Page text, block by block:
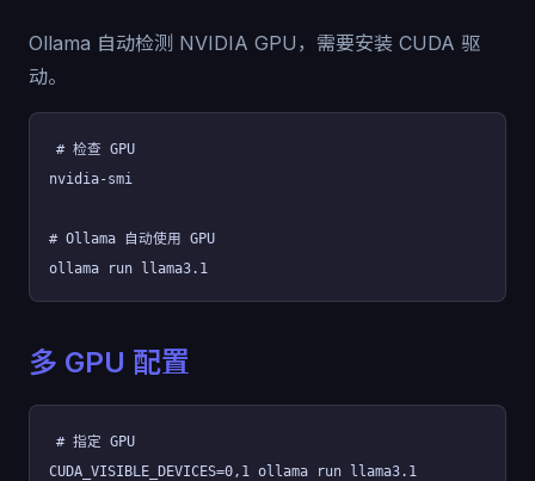
Ollama 自动检测 NVIDIA GPU，需要安装 CUDA 驱
动。
# 检查 GPU
nvidia-smi
# Ollama 自动使用 GPU
ollama run llama3.1
多 GPU 配置
# 指定 GPU
CUDA_VISIBLE_DEVICES=0,1 ollama run llama3.1